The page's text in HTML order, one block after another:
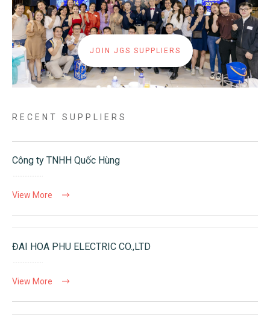
JOIN JGS SUPPLIERS
RECENT SUPPLIERS
Công ty TNHH Quốc Hùng
View More
ĐAI HOA PHU ELECTRIC CO.,LTD
View More